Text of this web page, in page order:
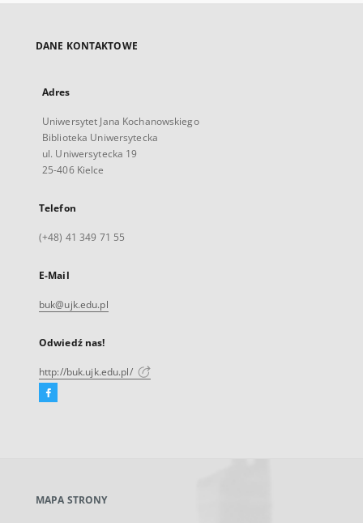
DANE KONTAKTOWE
Adres
Uniwersytet Jana Kochanowskiego
Biblioteka Uniwersytecka
ul. Uniwersytecka 19
25-406 Kielce
Telefon
(+48) 41 349 71 55
E-Mail
buk@ujk.edu.pl
Odwiedź nas!
http://buk.ujk.edu.pl/
Facebook
karcie
MAPA STRONY